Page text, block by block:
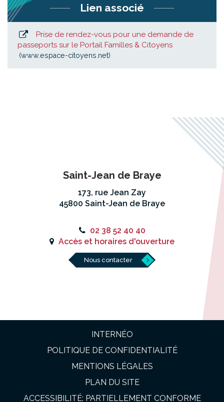
Lien associé
Prise de rendez-vous pour une demande de
passeports sur le Portail Familles & Citoyens
www.espace-citoyens.net
Saint-Jean de Braye
173, rue Jean Zay
45800 Saint-Jean de Braye
02 38 52 40 40
Accès et horaires d'ouverture
Nous contacter
INTERNÉO
POLITIQUE DE CONFIDENTIALITÉ
MENTIONS LÉGALES
PLAN DU SITE
ACCESSIBILITÉ: PARTIELLEMENT CONFORME